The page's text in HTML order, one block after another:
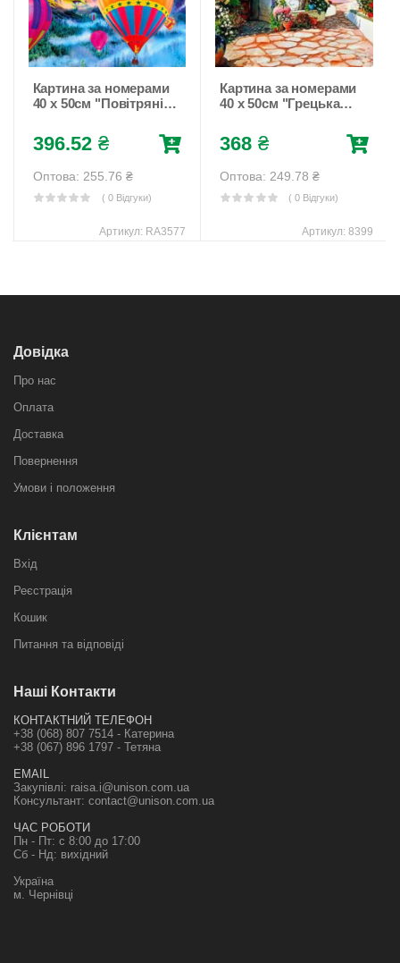
Картина за номерами
40 х 50см "Повітряні
Різнокольоровий
Unison (RA3577)
396.52 ₴
Оптова: 255.76 ₴
( 0 Відгуки)
Артикул: RA3577
Картина за номерами
40 х 50см "Грецька
Різнокольоровий
Unison (8399)
368 ₴
Оптова: 249.78 ₴
( 0 Відгуки)
Артикул: 8399
Довідка
Про нас
Оплата
Доставка
Повернення
Умови і положення
Клієнтам
Вхід
Реєстрація
Кошик
Питання та відповіді
Наші Контакти
КОНТАКТНИЙ ТЕЛЕФОН
+38 (068) 807 7514 - Катерина
+38 (067) 896 1797 - Тетяна
EMAIL
Закупівлі: raisa.i@unison.com.ua
Консультант: contact@unison.com.ua
ЧАС РОБОТИ
Пн - Пт: с 8:00 до 17:00
Сб - Нд: вихідний
Україна
м. Чернівці